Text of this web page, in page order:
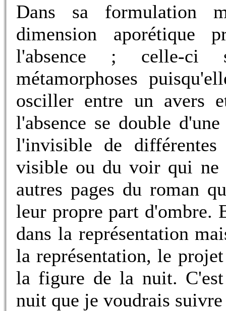
Dans sa formulation
dimension aporétique
l'absence ; celle-ci
métamorphoses
osciller entre un avers
l'absence se double
l'invisible de
visible ou du voir qui ne
autres pages du roman
leur propre part d'ombre.
dans la représentation
la représentation, le
la figure de la nuit.
nuit que je voudrais suivre